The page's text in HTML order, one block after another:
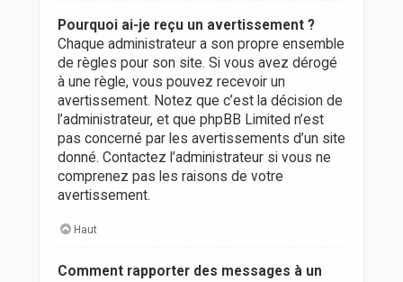
Pourquoi ai-je reçu un avertissement ?
Chaque administrateur a son propre ensemble
de règles pour son site. Si vous avez dérogé
à une règle, vous pouvez recevoir un
avertissement. Notez que c’est la décision de
l’administrateur, et que phpBB Limited n’est
pas concerné par les avertissements d’un site
donné. Contactez l’administrateur si vous ne
comprenez pas les raisons de votre
avertissement.
Haut
Comment rapporter des messages à un